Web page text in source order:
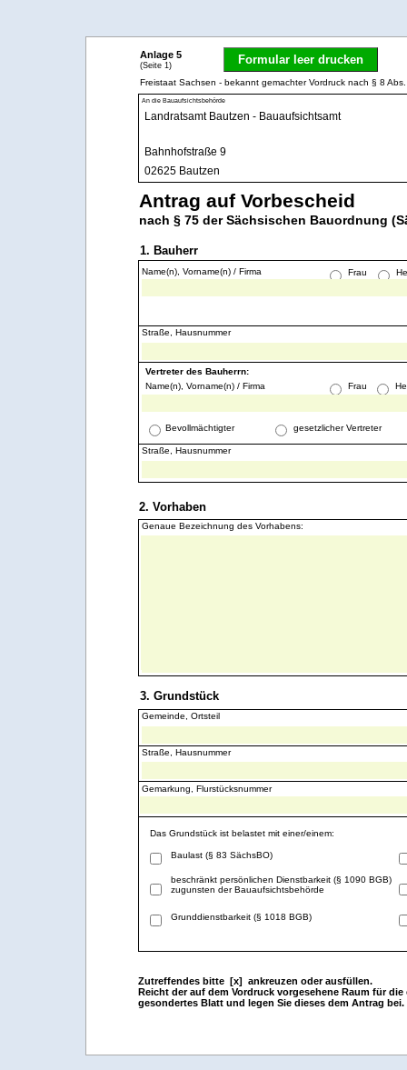
(Seite 1)
An die Bauaufsichtsbehörde
Freistaat Sachsen - bekannt gemachter Vordruck nach § 8
1. Bauherr
Name(n), Vorname(n) / Firma
Straße, Hausnummer
gesetzlicher Vertreter
Bevollmächtigter
Straße, Hausnummer
Vertreter des Bauherrn:
Name(n), Vorname(n) / Firma
Genaue Bezeichnung des Vorhabens:
3. Grundstück
Gemeinde, Ortsteil
Straße, Hausnummer
Gemarkung, Flurstücksnummer
2. Vorhaben
Zutreffendes bitte [x] ankreuzen oder ausfüllen.
Reicht der auf dem Vordruck vorgesehene Raum für
gesondertes Blatt und legen Sie dieses dem Antrag bei.
Anlage 5
Antrag auf Vorbescheid
nach § 75 der Sächsischen Bauordnung
Das Grundstück ist belastet mit einer/einem:
Baulast (§ 83 SächsBO)
beschränkt persönlichen Dienstbarkeit (§ 1090 BGB)
zugunsten der Bauaufsichtsbehörde
Grunddienstbarkeit (§ 1018 BGB)
Formular leer drucken
Frau
Frau